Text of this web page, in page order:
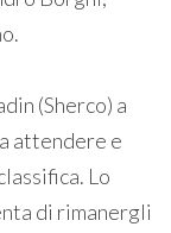
(Sherco) a
attendere e
Lo
di rimanergli